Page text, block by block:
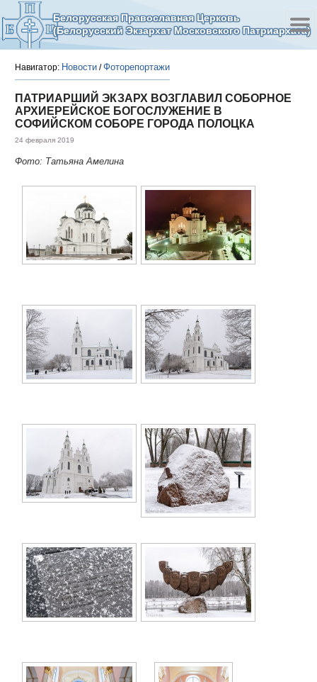
Белорусская Православная Церковь
(Белорусский Экзархат Московского Патриархата)
Навигатор: Новости /Фоторепортажи
ПАТРИАРШИЙ ЭКЗАРХ ВОЗГЛАВИЛ СОБОРНОЕ
АРХИЕРЕЙСКОЕ БОГОСЛУЖЕНИЕ В
СОФИЙСКОМ СОБОРЕ ГОРОДА ПОЛОЦКА
24 февраля 2019
Фото: Татьяна Амелина